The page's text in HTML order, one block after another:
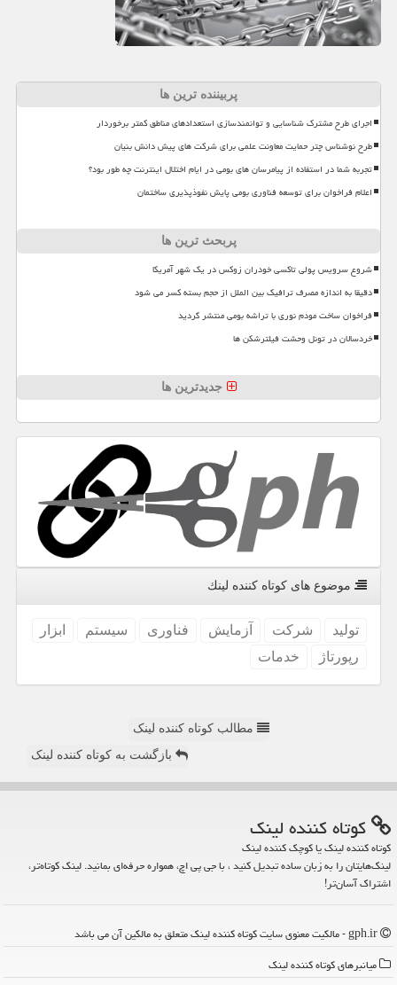
پربیننده ترین ها
اجرای طرح مشترک شناسایی و توانمندسازی استعدادهای مناطق کمتر برخوردار
طرح نوشناس چتر حمایت معاونت علمی برای شرکت های پیش دانش بنیان
تجربه شما در استفاده از پیامرسان های بومی در ایام اختلال اینترنت چه طور بود؟
اعلام فراخوان برای توسعه فناوری بومی پایش نفوذپذیری ساختمان
پربحث ترین ها
شروع سرویس پولی تاکسی خودران زوکس در یک شهر آمریکا
دقیقا به اندازه مصرف ترافیک بین الملل از حجم بسته کسر می شود
فراخوان ساخت مودم نوری با تراشه بومی منتشر گردید
خردسالان در تونل وحشت فیلترشکن ها
جدیدترین ها
موضوع های كوتاه كننده لینك
تولید شركت آزمایش فناوری سیستم
ابزار
رپورتاژ
خدمات
مطالب کوتاه کننده لینک
بازگشت به کوتاه کننده لینک
كوتاه كننده لینك
کوتاه کننده لینک یا کوچک کننده لینک
لینک‌هایتان را به زبان ساده تبدیل کنید ، با جی پی اچ، همواره حرفه‌ای بمانید. لینک کوتاه‌تر،
اشتراک آسان‌تر!
میانبرهای كوتاه كننده لینك